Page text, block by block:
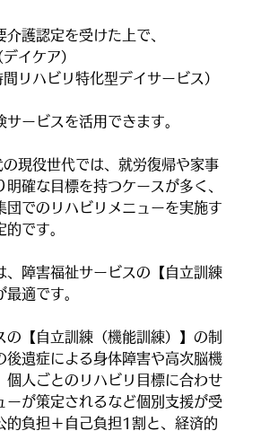
護認定を受けた上で、
イケア）
リハビリ特化型デイサービス）
サービスを活用できます。
現役世代では、就労復帰や家事
明確な目標を持つケースが多く、
団でのリハビリメニューを実施す
です。
、障害福祉サービスの【自立訓練
最適です。
の【自立訓練（機能訓練）】の制
後遺症による身体障害や高次脳機
個人ごとのリハビリ目標に合わせ
ーが策定されるなど個別支援が受
的負担＋自己負担1割と、経済的